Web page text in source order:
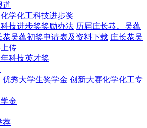
道
学化工科技进步奖
技进步奖奖励办法 历届庄长恭、吴蕴
恭吴蕴初奖申请表及资料下载 庄长恭吴
传
科技英才奖
优秀大学生奖学金 创新大赛化学化工专
金
荐